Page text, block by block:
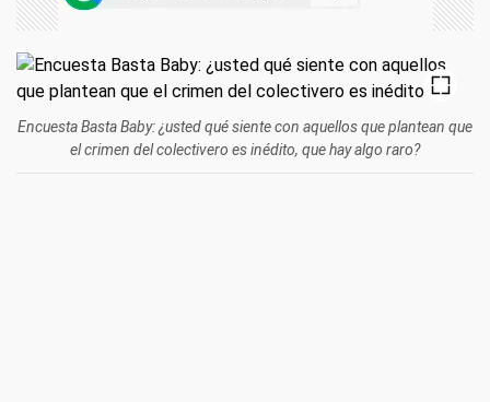
Encuesta Basta Baby: ¿usted qué siente con aquellos que plantean que
el crimen del colectivero es inédito, que hay algo raro?